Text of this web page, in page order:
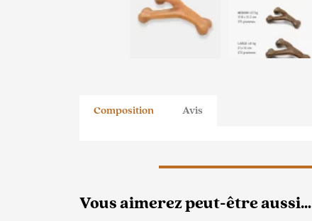
Composition Avis
Vous aimerez peut-être aussi…